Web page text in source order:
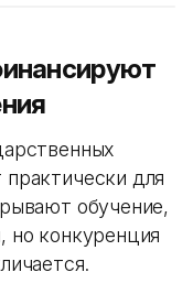
для
обучение,
но конкуренция